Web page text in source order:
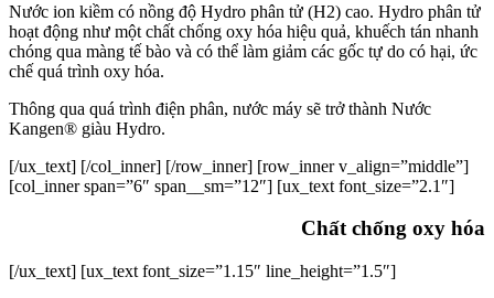
Nước ion kiềm có nồng độ Hydro phân tử (H2) cao. Hydro phân tử
hoạt động như một chất chống oxy hóa hiệu quả, khuếch tán nhanh
chóng qua màng tế bào và có thể làm giảm các gốc tự do có hại, ức
chế quá trình oxy hóa.
Thông qua quá trình điện phân, nước máy sẽ trở thành Nước
Kangen® giàu Hydro.
[/ux_text] [/col_inner] [/row_inner] [row_inner v_align=”middle”]
[col_inner span=”6″ span__sm=”12″] [ux_text font_size=”2.1″]
Chất chống oxy hóa
[/ux_text] [ux_text font_size=”1.15″ line_height=”1.5″]